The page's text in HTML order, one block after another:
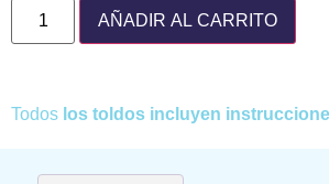
AÑADIR AL CARRITO
Todos los toldos incluyen